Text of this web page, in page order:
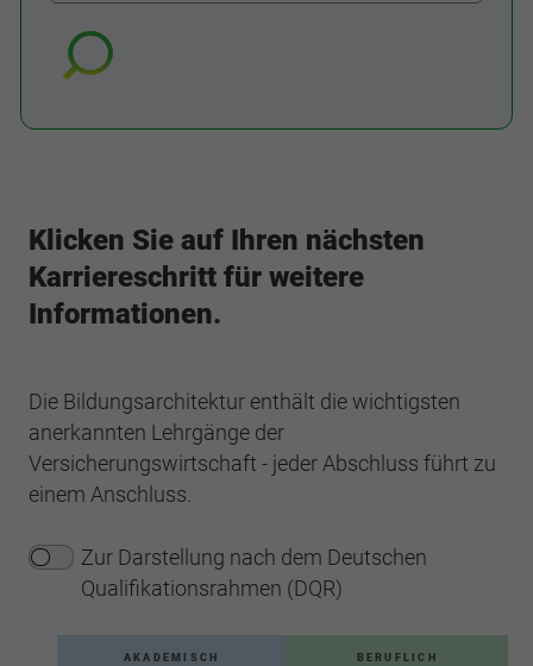
Klicken Sie auf Ihren nächsten
Karriereschritt für weitere
Informationen.
Die Bildungsarchitektur enthält die wichtigsten
anerkannten Lehrgänge der
Versicherungswirtschaft - jeder Abschluss führt zu
einem Anschluss.
Zur Darstellung nach dem Deutschen
Qualifikationsrahmen (DQR)
AKADEMISCH BERUFLICH